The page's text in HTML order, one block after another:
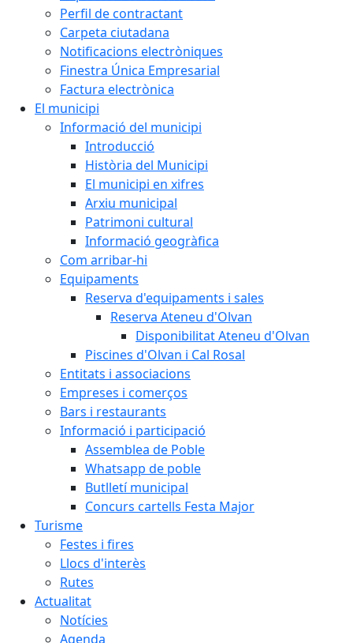
Perfil de contractant
Carpeta ciutadana
Notificacions electròniques
Finestra Única Empresarial
Factura electrònica
El municipi
Informació del municipi
Introducció
Història del Municipi
El municipi en xifres
Arxiu municipal
Patrimoni cultural
Informació geogràfica
Com arribar-hi
Equipaments
Reserva d'equipaments i sales
Reserva Ateneu d'Olvan
Disponibilitat Ateneu d'Olvan
Piscines d'Olvan i Cal Rosal
Entitats i associacions
Empreses i comerços
Bars i restaurants
Informació i participació
Assemblea de Poble
Whatsapp de poble
Butlletí municipal
Concurs cartells Festa Major
Turisme
Festes i fires
Llocs d'interès
Rutes
Actualitat
Notícies
Agenda